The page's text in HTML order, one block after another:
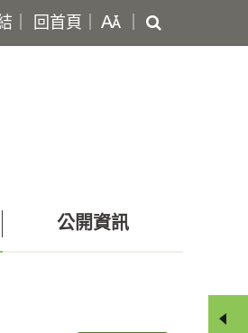
回首頁
尋
公開資訊